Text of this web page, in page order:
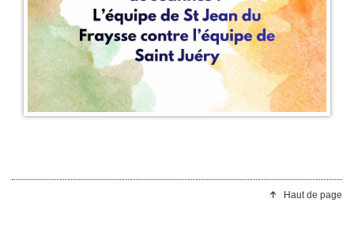
Haut de page